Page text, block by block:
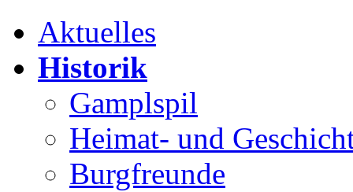
Aktuelles
Historik
Gamplspil
Heimat- und
Burgfreunde